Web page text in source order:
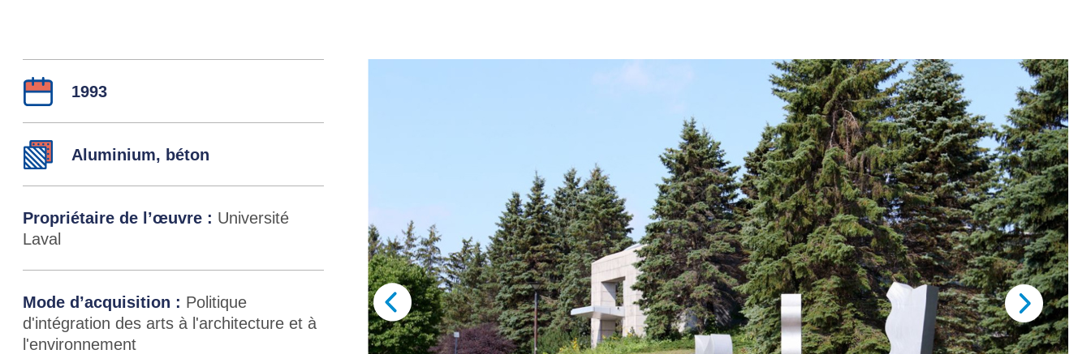
Détails
Année :
1993
Matérieux :
Aluminium, béton
Propriétaire de l’œuvre : Université
Laval
Mode d’acquisition : Politique
d'intégration des arts à l'architecture et à
l'environnement